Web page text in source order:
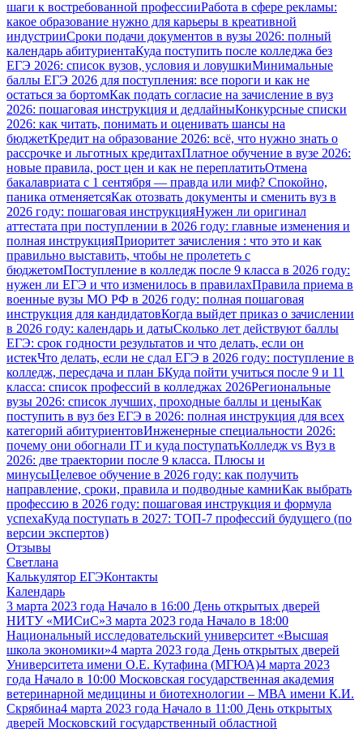
шаги к востребованной профессииРабота в сфере рекламы:
какое образование нужно для карьеры в креативной
индустрииСроки подачи документов в вузы 2026: полный
календарь абитуриентаКуда поступить после колледжа без
ЕГЭ 2026: список вузов, условия и ловушкиМинимальные
баллы ЕГЭ 2026 для поступления: все пороги и как не
остаться за бортомКак подать согласие на зачисление в вуз
2026: пошаговая инструкция и дедлайныКонкурсные списки
2026: как читать, понимать и оценивать шансы на
бюджетКредит на образование 2026: всё, что нужно знать о
рассрочке и льготных кредитахПлатное обучение в вузе 2026:
новые правила, рост цен и как не переплатитьОтмена
бакалавриата с 1 сентября — правда или миф? Спокойно,
паника отменяетсяКак отозвать документы и сменить вуз в
2026 году: пошаговая инструкцияНужен ли оригинал
аттестата при поступлении в 2026 году: главные изменения и
полная инструкцияПриоритет зачисления : что это и как
правильно выставить, чтобы не пролететь с
бюджетомПоступление в колледж после 9 класса в 2026 году:
нужен ли ЕГЭ и что изменилось в правилахПравила приема в
военные вузы МО РФ в 2026 году: полная пошаговая
инструкция для кандидатовКогда выйдет приказ о зачислении
в 2026 году: календарь и датыСколько лет действуют баллы
ЕГЭ: срок годности результатов и что делать, если он
истекЧто делать, если не сдал ЕГЭ в 2026 году: поступление в
колледж, пересдача и план БКуда пойти учиться после 9 и 11
класса: список профессий в колледжах 2026Региональные
вузы 2026: список лучших, проходные баллы и ценыКак
поступить в вуз без ЕГЭ в 2026: полная инструкция для всех
категорий абитуриентовИнженерные специальности 2026:
почему они обогнали IT и куда поступатьКолледж vs Вуз в
2026: две траектории после 9 класса. Плюсы и
минусыЦелевое обучение в 2026 году: как получить
направление, сроки, правила и подводные камниКак выбрать
профессию в 2026 году: пошаговая инструкция и формула
успехаКуда поступать в 2027: ТОП-7 профессий будущего (по
версии экспертов)
Отзывы
Светлана
Калькулятор ЕГЭКонтакты
Календарь
3 марта 2023 года Начало в 16:00 День открытых дверей
НИТУ «МИСиС»3 марта 2023 года Начало в 18:00
Национальный исследовательский университет «Высшая
школа экономики»4 марта 2023 года День открытых дверей
Университета имени О.Е. Кутафина (МГЮА)4 марта 2023
года Начало в 10:00 Московская государственная академия
ветеринарной медицины и биотехнологии – МВА имени К.И.
Скрябина4 марта 2023 года Начало в 11:00 День открытых
дверей Московский государственный областной